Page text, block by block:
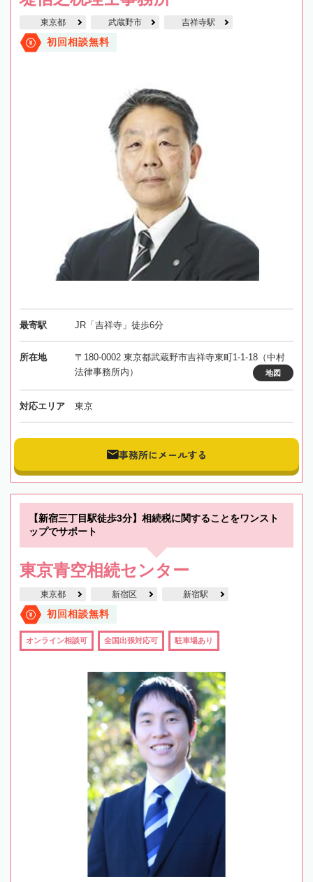
東京都 武蔵野市 吉祥寺駅
初回相談無料
最寄駅 JR「吉祥寺」徒歩6分
所在地
〒180-0002 東京都武蔵野市吉祥寺東町1-1-18（中村
法律事務所内）
地図
対応エリア 東京
事務所にメールする
【新宿三丁目駅徒歩3分】相続税に関することをワンスト
ップでサポート
東京青空相続センター
東京都 新宿区 新宿駅
初回相談無料
オンライン相談可 全国出張対応可 駐車場あり